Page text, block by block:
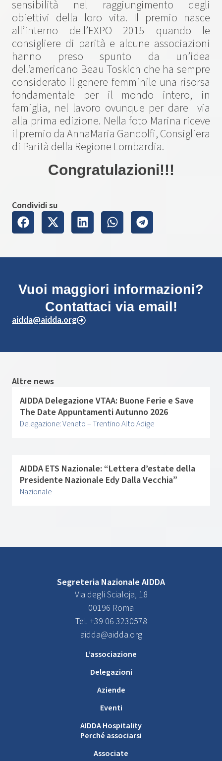
sensibilità nel raggiungimento degli
obiettivi della loro vita. Il premio nasce
all’interno dell’EXPO 2015 quando le
consigliere di parità e alcune associazioni
hanno preso spunto da un’idea
dell’americano Beau Toskich che ha sempre
considerato il genere femminile una risorsa
fondamentale per il mondo intero, in
famiglia, nel lavoro ovunque per dare via
alla prima edizione. Nella foto Marina riceve
il premio da AnnaMaria Gandolfi, Consigliera
di Parità della Regione Lombardia.
Congratulazioni!!!
Condividi su
Vuoi maggiori informazioni?
Contattaci via email!
aidda@aidda.org
Altre news
AIDDA Delegazione VTAA: Buone Ferie e Save
The Date Appuntamenti Autunno 2026
Delegazione: Veneto – Trentino Alto Adige
AIDDA ETS Nazionale: “Lettera d’estate della
Presidente Nazionale Edy Dalla Vecchia”
Nazionale
Segreteria Nazionale AIDDA
Via degli Scialoja, 18
00196 Roma
Tel. +39 06 3230578
aidda@aidda.org
L’associazione
Delegazioni
Aziende
Eventi
AIDDA Hospitality
Perché associarsi
Associate